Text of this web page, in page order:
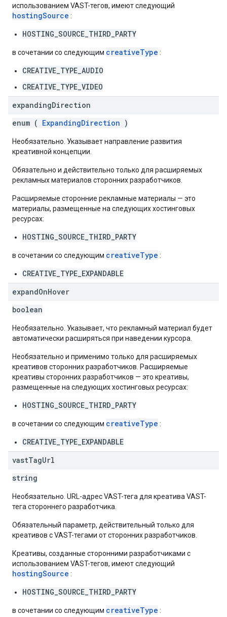
использованием VAST-тегов, имеют следующий
hostingSource :
HOSTING_SOURCE_THIRD_PARTY
в сочетании со следующим creativeType :
CREATIVE_TYPE_AUDIO
CREATIVE_TYPE_VIDEO
expandingDirection
enum ( ExpandingDirection )
Необязательно. Указывает направление развития
креативной концепции.
Обязательно и действительно только для расширяемых
рекламных материалов сторонних разработчиков.
Расширяемые сторонние рекламные материалы — это
материалы, размещенные на следующих хостинговых
ресурсах:
HOSTING_SOURCE_THIRD_PARTY
в сочетании со следующим creativeType :
CREATIVE_TYPE_EXPANDABLE
expandOnHover
boolean
Необязательно. Указывает, что рекламный материал будет
автоматически расширяться при наведении курсора.
Необязательно и применимо только для расширяемых
креативов сторонних разработчиков. Расширяемые
креативы сторонних разработчиков — это креативы,
размещенные на следующих хостинговых ресурсах:
HOSTING_SOURCE_THIRD_PARTY
в сочетании со следующим creativeType :
CREATIVE_TYPE_EXPANDABLE
vastTagUrl
string
Необязательно. URL-адрес VAST-тега для креатива VAST-
тега стороннего разработчика.
Обязательный параметр, действительный только для
креативов с VAST-тегами от сторонних разработчиков.
Креативы, созданные сторонними разработчиками с
использованием VAST-тегов, имеют следующий
hostingSource :
HOSTING_SOURCE_THIRD_PARTY
в сочетании со следующим creativeType :